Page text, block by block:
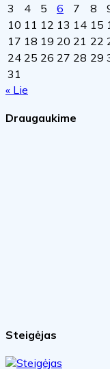
3
4 5 6 7 8
10 11 12 13 14 15
17 18 19 20 21 22
24 25 26 27 28 29
31
« Lie
Draugaukime
Steigėjas